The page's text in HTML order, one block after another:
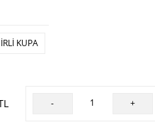
KUPA
- +